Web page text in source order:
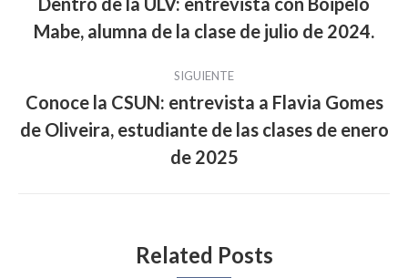
publicacionesanterior:
Mabe, alumna de la clase de julio de 2024.
SIGUIENTE
Publicación
siguiente:
Conoce la CSUN: entrevista a Flavia Gomes
de Oliveira, estudiante de las clases de enero
de 2025
Related Posts